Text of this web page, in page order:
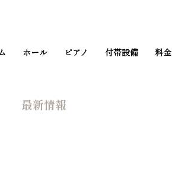
ホール ピアノ 付帯設備 料金
​最新情報